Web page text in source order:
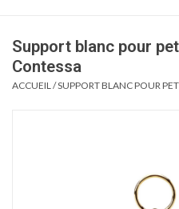
Boire
Support blanc pour
Contessa
ACCUEIL /SUPPORT BLANC POUR